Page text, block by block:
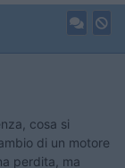
cosa si
di un motore
perdita, ma